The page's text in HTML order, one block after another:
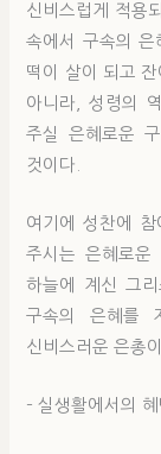
신비스럽게 적용
속에서 구속의
떡이 살이 되고
아니라, 성령의
주실 은혜로운
것이다.
여기에 성찬에 참
주시는 은혜로
하늘에 계신 그
구속의 은혜를
신비스러운 은총
– 실생활에서의 혜